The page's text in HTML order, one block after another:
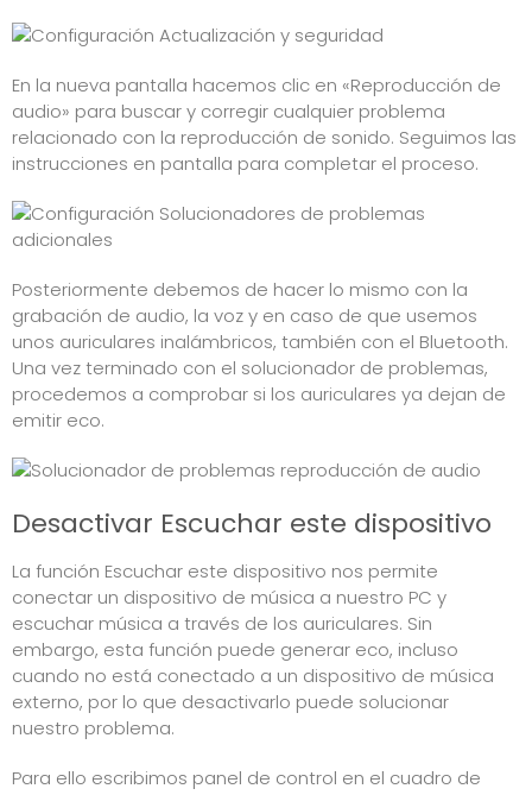
En la nueva pantalla hacemos clic en «Reproducción de
audio» para buscar y corregir cualquier problema
relacionado con la reproducción de sonido. Seguimos las
instrucciones en pantalla para completar el proceso.
Posteriormente debemos de hacer lo mismo con la
grabación de audio, la voz y en caso de que usemos
unos auriculares inalámbricos, también con el Bluetooth.
Una vez terminado con el solucionador de problemas,
procedemos a comprobar si los auriculares ya dejan de
emitir eco.
Desactivar Escuchar este dispositivo
La función Escuchar este dispositivo nos permite
conectar un dispositivo de música a nuestro PC y
escuchar música a través de los auriculares. Sin
embargo, esta función puede generar eco, incluso
cuando no está conectado a un dispositivo de música
externo, por lo que desactivarlo puede solucionar
nuestro problema.
Para ello escribimos panel de control en el cuadro de